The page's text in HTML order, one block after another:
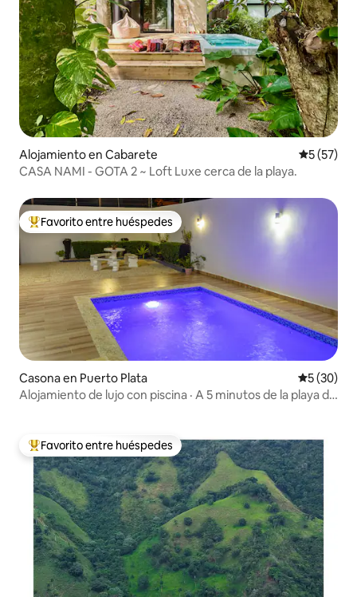
Alojamiento en Cabarete
5 (57)
CASA NAMI - GOTA 2 ~ Loft Luxe cerca de la playa.
Favorito entre los huéspedes más destacados
Favorito entre huéspedes
Casona en Puerto Plata
5 (30)
Alojamiento de lujo con piscina · A 5 minutos de la playa de
Favorito entre los huéspedes más destacados
Favorito entre huéspedes